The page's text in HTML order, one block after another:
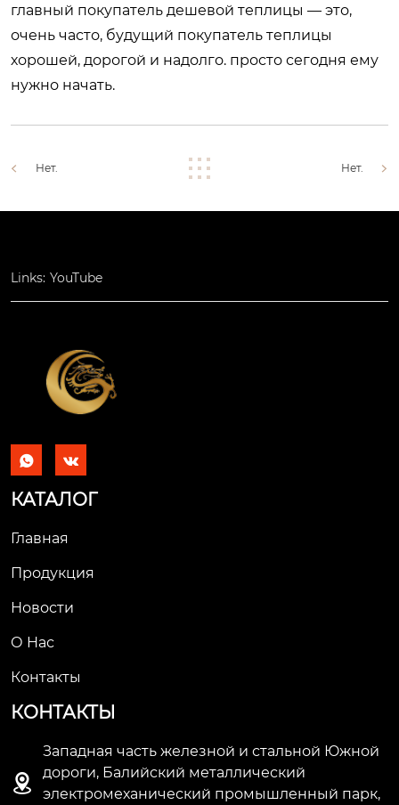
главный покупатель дешевой теплицы — это,
очень часто, будущий покупатель теплицы
хорошей, дорогой и надолго. просто сегодня ему
нужно начать.
Нет. Нет.
Links: YouTube
 
КАТАЛОГ
Главная
Продукция
Новости
О Hас
Контакты
КОНТАКТЫ

Западная часть железной и стальной Южной
дороги, Балийский металлический
электромеханический промышленный парк,